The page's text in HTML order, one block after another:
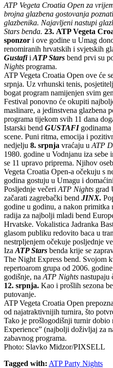
ATP Vegeta Croatia Open za
brojna glazbena gostovanja
glazbenika. Najavljeni nastupi
Stars benda. 23. ATP Vegeta
sponzor i ove godine u Umag
renomiranih hrvatskih i svjetskih
Gustafii ATP Stars bend prvi su
Nights programa.
ATP Vegeta Croatia Open ove će
srpnja. Uz vrhunski tenis,
bogat program namijenjen svim
Festival ponovno će okupiti
maslinare, a jedinstvena glazbena
programa tijekom svih 11 dana
Istarski bend GUSTAFIgodinama
scene. Puni ritma, emocija i
nedjelju 8. srpnja vraćaju u ATP
1980. godine u Vodnjanu iza sebe
se 11 upravo priprema. Njihov
Vegeta Croatia Open-a očekuju s
godina gostuju u Umagu i
Posljednje večeri ATP Nights grad
začarati zagrebački bend JINX.
godine u godinu, a nakon primitka
radija za najbolji mladi bend
Hrvatske. Vokalistica Jadranka
glasom publiku redovito baca u
nestrpljenjem očekuje posljednje
Iza ATP Stars benda krije se
The Night Express bend. Svojom
repertoarom grupa od 2006.
godišnje, na ATP Nights nastupaju
12. srpnja. Kao i prošlih sezona
putovanje.
ATP Vegeta Croatia Open
od najatraktivnijih turnira, što
Tako je prošlogodišnji turnir dobio
Experience” (najbolji doživljaj za
zabavnog programa.
Photo: Slavko Midzor/PIXSELL
Tagged with: ATP Party Nights